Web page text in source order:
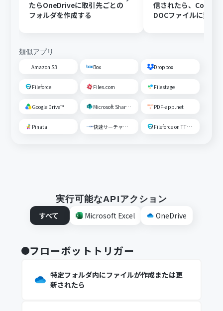
たらOneDriveに取引先ごとの
フォルダを作成する
信されたら、
DOCファイルに変換
類似アプリ
Amazon S3 Box Dropbox
Fileforce Files.com Filestage
Google Drive™ Microsoft SharePoint PDF-app.net
Pinata 快速サーチャーGX Fileforce on TTS Cloud
実行可能なAPIアクション
すべて
Microsoft Excel OneDrive
フローボットトリガー
特定フォルダ内にファイルが作成または更
新されたら